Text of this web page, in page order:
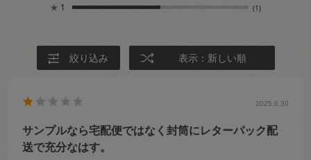
★ 1 (1)
絞り込み 表示：新しい順
2025.6.30
サンプルなら宅配便ではなく封筒にレターパック配
送で充分なはす。